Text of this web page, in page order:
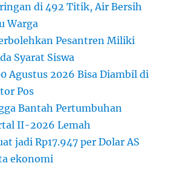
di 492 Titik, Air Bersih
Warga
Pesantren Miliki
Syarat Siswa
Agustus 2026 Bisa Diambil di
Pos
Bantah Pertumbuhan
II-2026 Lemah
jadi Rp17.947 per Dolar AS
ekonomi